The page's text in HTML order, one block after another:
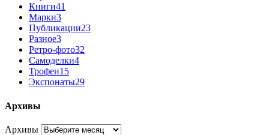
Книги41
Марки3
Публикации23
Разное3
Ретро-фото32
Самоделки4
Трофеи15
Экспонаты29
Архивы
Архивы